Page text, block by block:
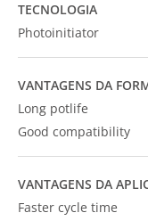
TECNOLOGIA
Photoinitiator
VANTAGENS DA
Long potlife
Good compatibility
VANTAGENS DA
Faster cycle time